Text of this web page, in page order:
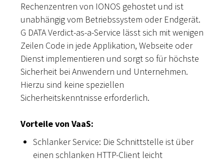
Rechenzentren von IONOS gehostet und ist
unabhängig vom Betriebssystem oder Endgerät.
G DATA Verdict-as-a-Service lässt sich mit wenigen
Zeilen Code in jede Applikation, Webseite oder
Dienst implementieren und sorgt so für höchste
Sicherheit bei Anwendern und Unternehmen.
Hierzu sind keine speziellen
Sicherheitskenntnisse erforderlich.
Vorteile von VaaS:
Schlanker Service: Die Schnittstelle ist über
einen schlanken HTTP-Client leicht